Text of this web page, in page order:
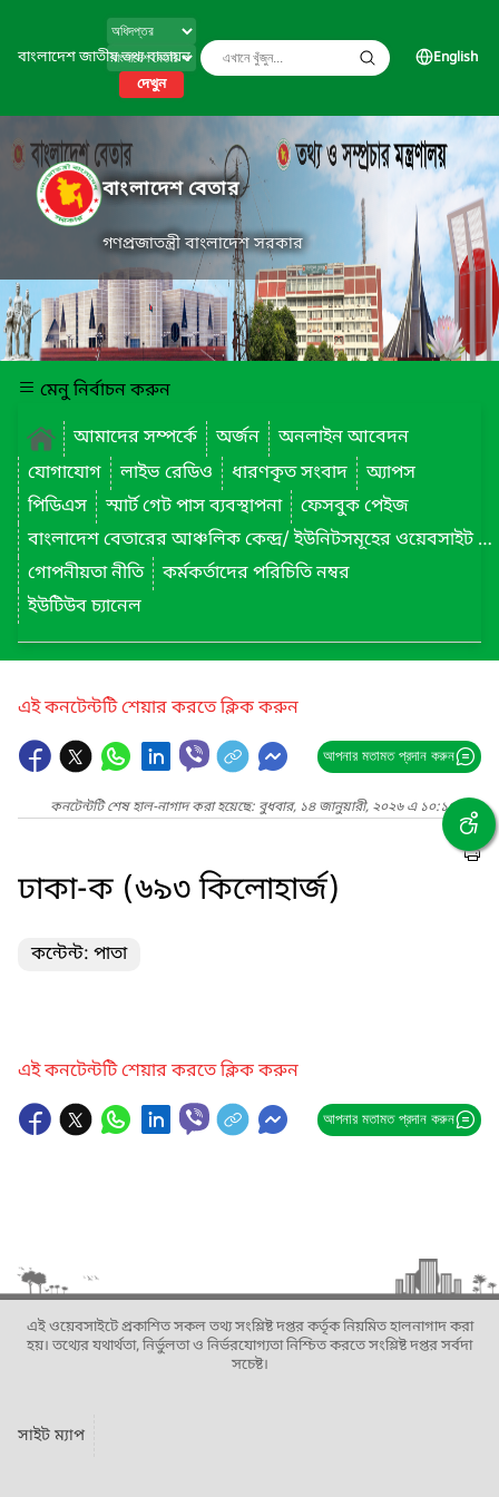
বাংলাদেশ জাতীয় তথ্য বাতায়ন
দেখুন
English
বাংলাদেশ বেতার
গণপ্রজাতন্ত্রী বাংলাদেশ সরকার
মেনু নির্বাচন করুন
আমাদের সম্পর্কে
অর্জন
অনলাইন আবেদন
যোগাযোগ
লাইভ রেডিও ধারণকৃত সংবাদ
অ্যাপস
পিডিএস
স্মার্ট গেট পাস ব্যবস্থাপনা
ফেসবুক পেইজ
বাংলাদেশ বেতারের আঞ্চলিক কেন্দ্র/ ইউনিটসমূহের ওয়েবসাইট লিংক
গোপনীয়তা নীতি
কর্মকর্তাদের পরিচিতি নম্বর
ইউটিউব চ্যানেল
এই কনটেন্টটি শেয়ার করতে ক্লিক করুন
আপনার মতামত প্রদান করুন
কনটেন্টটি শেষ হাল-নাগাদ করা হয়েছে: বুধবার, ১৪ জানুয়ারী, ২০২৬ এ ১০:১৭ AM
ঢাকা-ক (৬৯৩ কিলোহার্জ)
কন্টেন্ট: পাতা
এই কনটেন্টটি শেয়ার করতে ক্লিক করুন
আপনার মতামত প্রদান করুন
এই ওয়েবসাইটে প্রকাশিত সকল তথ্য সংশ্লিষ্ট দপ্তর কর্তৃক নিয়মিত হালনাগাদ করা
হয়। তথ্যের যথার্থতা, নির্ভুলতা ও নির্ভরযোগ্যতা নিশ্চিত করতে সংশ্লিষ্ট দপ্তর সর্বদা
সচেষ্ট।
সাইট ম্যাপ